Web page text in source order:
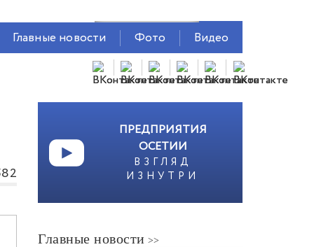
Главные новости Фото Видео
ПРЕДПРИЯТИЯ
ОСЕТИИ
ВЗГЛЯД
ИЗНУТРИ
Главные новости